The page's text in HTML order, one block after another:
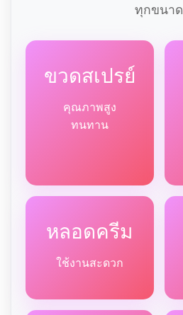
ทุกขนาด
ขวดสเปรย์
คุณภาพสูง
ทนทาน
หลอดครีม
ใช้งานสะดวก